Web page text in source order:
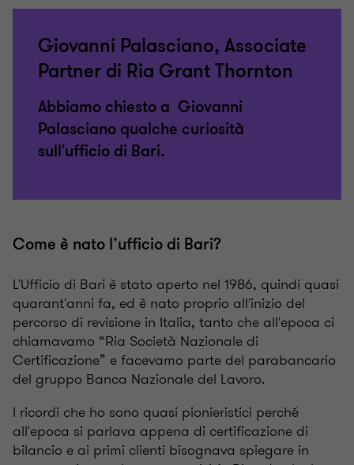
Giovanni Palasciano, Associate
Partner di Ria Grant Thornton
Abbiamo chiesto a Giovanni
Palasciano qualche curiosità
sull'ufficio di Bari.
Come è nato l’ufficio di Bari?
L'Ufficio di Bari è stato aperto nel 1986, quindi quasi
quarant'anni fa, ed è nato proprio all'inizio del
percorso di revisione in Italia, tanto che all'epoca ci
chiamavamo “Ria Società Nazionale di
Certificazione” e facevamo parte del parabancario
del gruppo Banca Nazionale del Lavoro.
I ricordi che ho sono quasi pionieristici perché
all'epoca si parlava appena di certificazione di
bilancio e ai primi clienti bisognava spiegare in